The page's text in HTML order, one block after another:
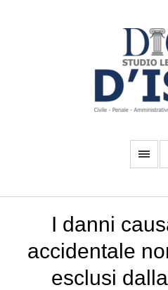
I danni
accidentale
esclusi